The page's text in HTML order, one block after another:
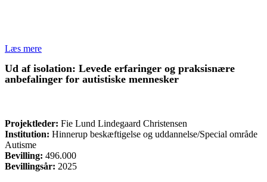
Læs mere
Ud af isolation: Levede erfaringer og praksisnære
anbefalinger for autistiske mennesker
Projektleder: Fie Lund Lindegaard Christensen
Institution: Hinnerup beskæftigelse og uddannelse/Special område
Autisme
Bevilling: 496.000
Bevillingsår: 2025